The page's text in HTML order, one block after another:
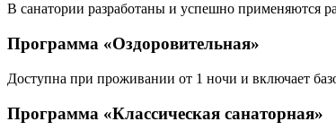
В санатории разработаны и успешно применяются
Программа «Оздоровительная»
Доступна при проживании от 1 ночи и включает
Программа «Классическая санаторная»